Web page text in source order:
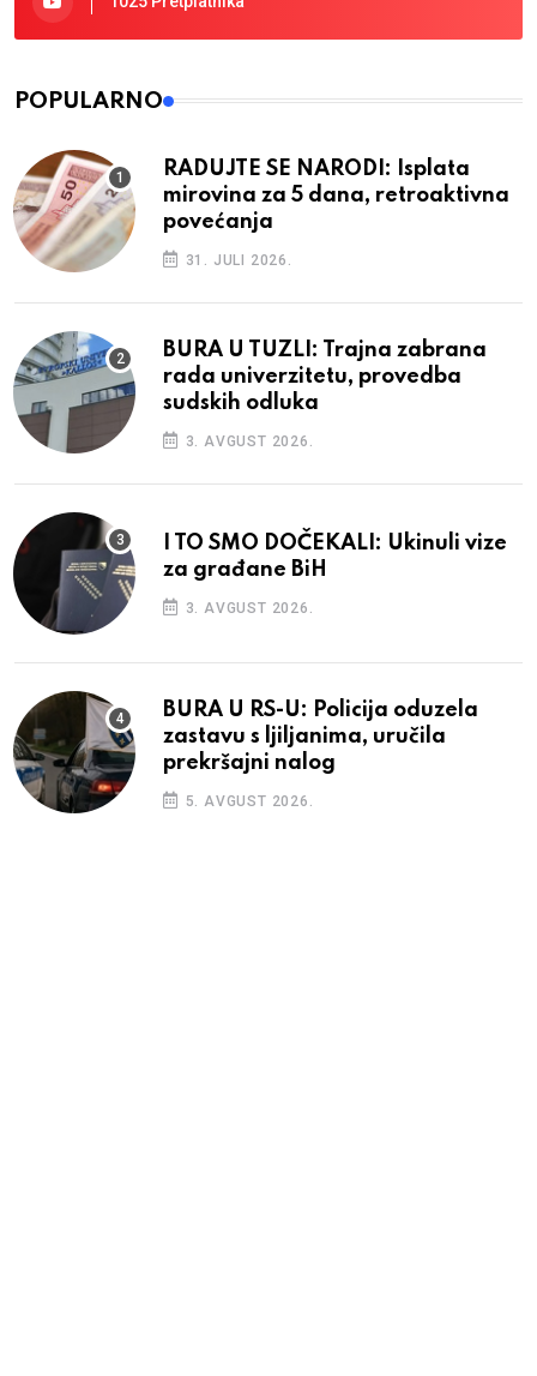
POPULARNO
RADUJTE SE NARODI: Isplata
mirovina za 5 dana, retroaktivna
povećanja
31. JULI 2026.
BURA U TUZLI: Trajna zabrana
rada univerzitetu, provedba
sudskih odluka
3. AVGUST 2026.
I TO SMO DOČEKALI: Ukinuli vize
za građane BiH
3. AVGUST 2026.
BURA U RS-U: Policija oduzela
zastavu s ljiljanima, uručila
prekršajni nalog
5. AVGUST 2026.